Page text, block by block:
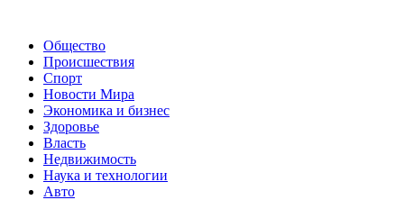
Общество
Происшествия
Спорт
Новости Мира
Экономика и бизнес
Здоровье
Власть
Недвижимость
Наука и технологии
Авто